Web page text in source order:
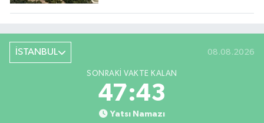
İSTANBUL 08.08.2026
SONRAKI VAKTE KALAN
47:41
Yatsı Namazı